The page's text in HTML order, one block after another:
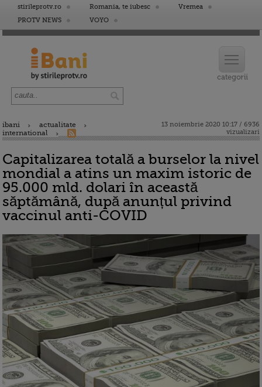
stirileprotv.ro Romania, te iubesc
Vremea
PROTV NEWS
VOYO
ibani
actualitate
international
13 noiembrie 2020 10:17 / 6936
vizualizari
Capitalizarea totală a burselor la nivel
mondial a atins un maxim istoric de
95.000 mld. dolari în această
săptămână, după anunțul privind
vaccinul anti-COVID